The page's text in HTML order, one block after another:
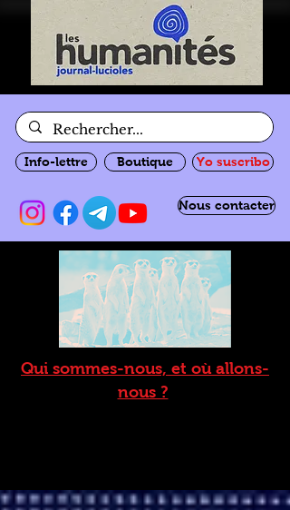
Info-lettre Boutique Yo suscribo
Nous contacter
Qui sommes-nous, et où allons-
nous ?